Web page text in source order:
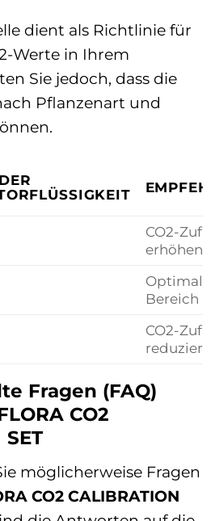
dient als Richtlinie für
Werte in Ihrem
Sie jedoch, dass die
Pflanzenart und
CO2-
erhöhen
Bereich
CO2-
Fragen (FAQ)
CO2
möglicherweise Fragen
CO2 CALIBRATION